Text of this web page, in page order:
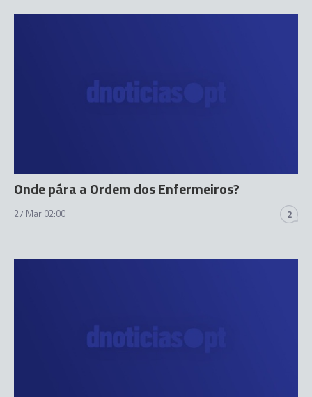
Onde pára a Ordem dos Enfermeiros?
27 Mar 02:00 2